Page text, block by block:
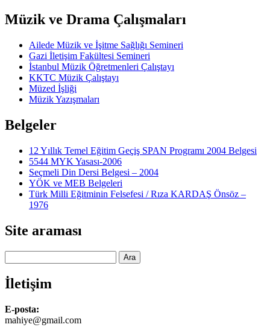
Müzik ve Drama Çalışmaları
Ailede Müzik ve İşitme Sağlığı Semineri
Gazi İletişim Fakültesi Semineri
İstanbul Müzik Öğretmenleri Çalıştayı
KKTC Müzik Çalıştayı
Müzed İşliği
Müzik Yazışmaları
Belgeler
12 Yıllık Temel Eğitim Geçiş SPAN Programı 2004 Belgesi
5544 MYK Yasası-2006
Seçmeli Din Dersi Belgesi – 2004
YÖK ve MEB Belgeleri
Türk Milli Eğitminin Felsefesi / Rıza KARDAŞ Önsöz –
1976
Site araması
İletişim
E-posta:
mahiye@gmail.com